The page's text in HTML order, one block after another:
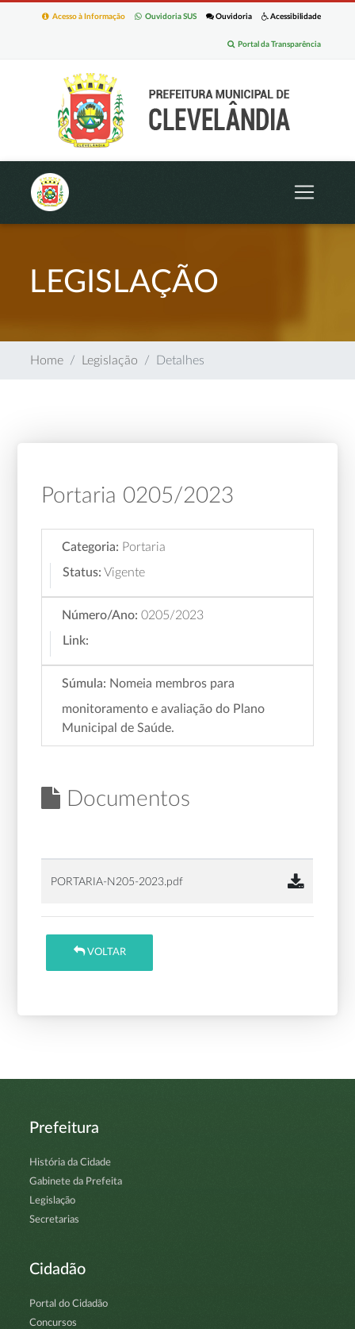
Acessibilidade
Ouvidoria
Ouvidoria SUS
Acesso à Informação
Portal da Transparência
LEGISLAÇÃO
Home Legislação Detalhes
Portaria 0205/2023
Categoria: Portaria
Status: Vigente
Número/Ano: 0205/2023
Link:
Súmula: Nomeia membros para
monitoramento e avaliação do Plano
Municipal de Saúde.
Documentos
PORTARIA-N205-2023.pdf
VOLTAR
Prefeitura
História da Cidade
Gabinete da Prefeita
Legislação
Secretarias
Cidadão
Portal do Cidadão
Concursos